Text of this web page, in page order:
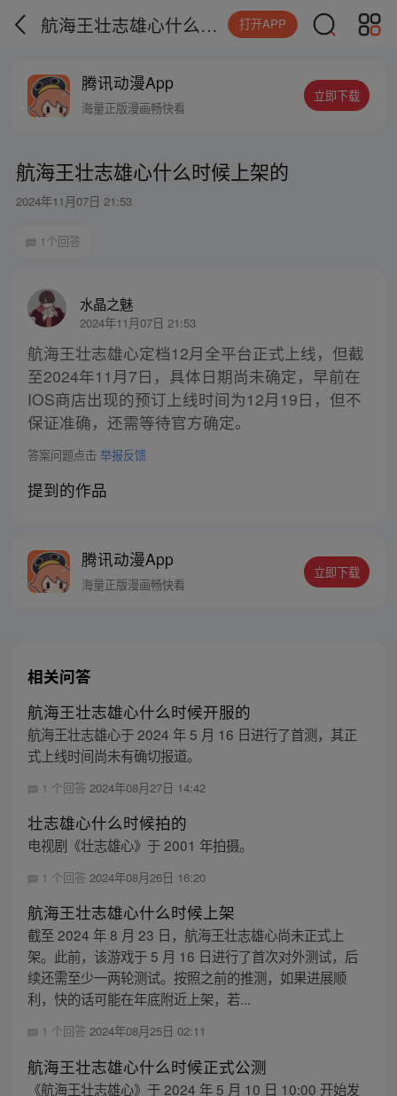
航海王壮志雄心什么时候上架的 打开APP
腾讯动漫App
海量正版漫画畅快看
立即下载
航海王壮志雄心什么时候上架的
2024年11月07日 21:53
1个回答
水晶之魅
2024年11月07日 21:53
航海王壮志雄心定档12月全平台正式上线，但截
至2024年11月7日，具体日期尚未确定，早前在
IOS商店出现的预订上线时间为12月19日，但不
保证准确，还需等待官方确定。
答案问题点击 举报反馈
提到的作品
腾讯动漫App
海量正版漫画畅快看
立即下载
相关问答
航海王壮志雄心什么时候开服的
航海王壮志雄心于 2024 年 5 月 16 日进行了首测，其正
式上线时间尚未有确切报道。
1 个回答 2024年08月27日 14:42
壮志雄心什么时候拍的
电视剧《壮志雄心》于 2001 年拍摄。
1 个回答 2024年08月26日 16:20
航海王壮志雄心什么时候上架
截至 2024 年 8 月 23 日，航海王壮志雄心尚未正式上
架。此前，该游戏于 5 月 16 日进行了首次对外测试，后
续还需至少一两轮测试。按照之前的推测，如果进展顺
利，快的话可能在年底附近上架，若...
1 个回答 2024年08月25日 02:11
航海王壮志雄心什么时候正式公测
《航海王壮志雄心》于 2024 年 5 月 10 日 10:00 开始发